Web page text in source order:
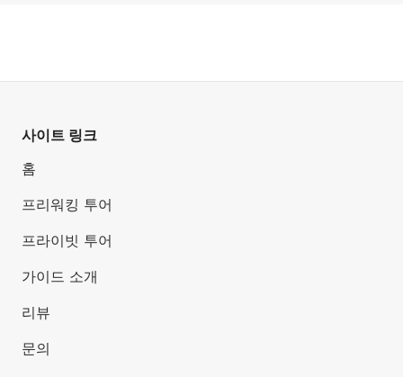
사이트 링크
홈
프리워킹 투어
프라이빗 투어
가이드 소개
리뷰
문의